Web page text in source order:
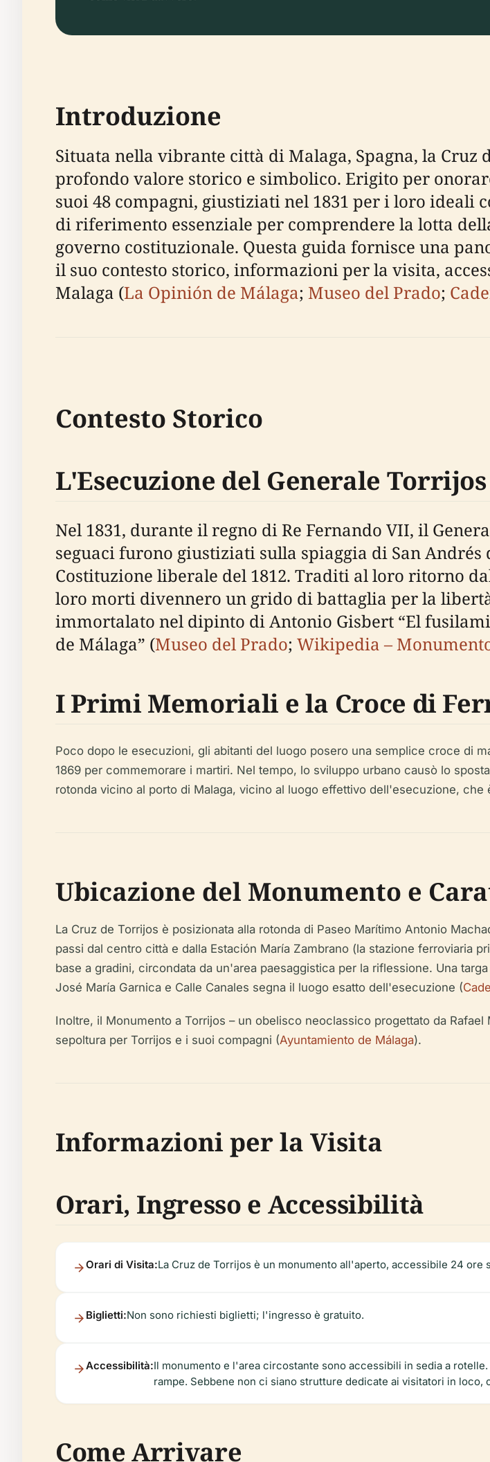
Introduzione
Situata nella vibrante città di Malaga, Spagna, la
profondo valore storico e simbolico. Erigito per
suoi 48 compagni, giustiziati nel 1831 per i loro
di riferimento essenziale per comprendere la lotta
governo costituzionale. Questa guida fornisce una
il suo contesto storico, informazioni per la visita,
Malaga (La Opinión de Málaga; Museo del Prado;
Contesto Storico
L'Esecuzione del Generale
Nel 1831, durante il regno di Re Fernando VII, il
seguaci furono giustiziati sulla spiaggia di San
Costituzione liberale del 1812. Traditi al loro ritorno
loro morti divennero un grido di battaglia per la
immortalato nel dipinto di Antonio Gisbert “El
de Málaga” (Museo del Prado; Wikipedia –
I Primi Memoriali e la Croce di
Poco dopo le esecuzioni, gli abitanti del luogo posero una semplice croce di
1869 per commemorare i martiri. Nel tempo, lo sviluppo urbano causò lo
rotonda vicino al porto di Malaga, vicino al luogo effettivo dell'esecuzione, che
Ubicazione del Monumento e
La Cruz de Torrijos è posizionata alla rotonda di Paseo Marítimo Antonio
passi dal centro città e dalla Estación María Zambrano (la stazione ferroviaria
base a gradini, circondata da un'area paesaggistica per la riflessione. Una
José María Garnica e Calle Canales segna il luogo esatto dell'esecuzione (
Inoltre, il Monumento a Torrijos – un obelisco neoclassico progettato da
sepoltura per Torrijos e i suoi compagni (Ayuntamiento de Málaga).
Informazioni per la Visita
Orari, Ingresso e Accessibilità
Orari di Visita:La Cruz de Torrijos è un monumento all'aperto, accessibile 24 ore
Biglietti:Non sono richiesti biglietti; l'ingresso è gratuito.
Accessibilità:Il monumento e l'area circostante sono accessibili in sedia a
rampe. Sebbene non ci siano strutture dedicate ai visitatori in
Come Arrivare